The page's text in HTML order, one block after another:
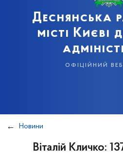
Деснянська
місті Києві
офіційний
Новини
Віталій Кличко: